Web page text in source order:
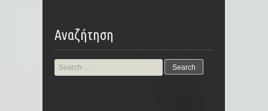
Αναζήτηση
Search
for: